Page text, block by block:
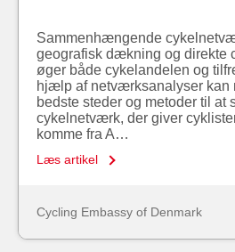
Sammenhængende
geografisk dækning og direkte
øger både cykelandelen og
hjælp af netværksanalyser kan
bedste steder og metoder til at
cykelnetværk, der giver
komme fra A…
Læs artikel
Cycling Embassy of Denmark